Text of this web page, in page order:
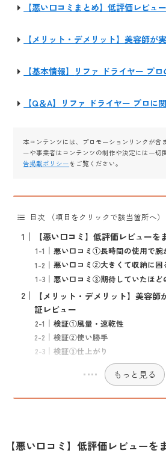
【悪い口コミまとめ】低評価レビュ
【メリット・デメリット】美容師が
【基本情報】 リファ ドライヤー プロ
【Q＆A】 リファ ドライヤー プロ に
本コンテンツには、プロモーションリンクが含
ーや事業者はコンテンツの制作や決定には一切
告掲載ポリシーをご覧ください。
目次 （項目をクリックで該当箇所へ）
【悪い口コミ】低評価レビューを
悪い口コミ①長時間の使用で腕
悪い口コミ②大きくて収納に困
悪い口コミ③期待していたほど
【メリット・デメリット】美容
証レビュー
検証①風量・速乾性
検証②使い勝手
検証③仕上がり
もっと見る
【悪い口コミ】低評価レビューを